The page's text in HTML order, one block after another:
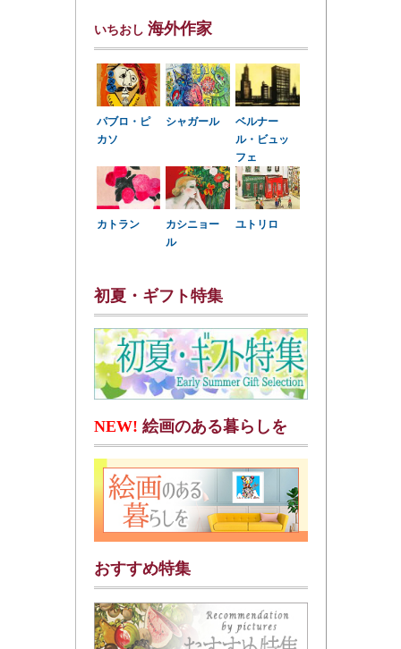
いちおし 海外作家
パブロ・ピ
カソ
シャガール
ベルナー
ル・ビュッ
フェ
カトラン
カシニョー
ル
ユトリロ
初夏・ギフト特集
NEW! 絵画のある暮らしを
おすすめ特集